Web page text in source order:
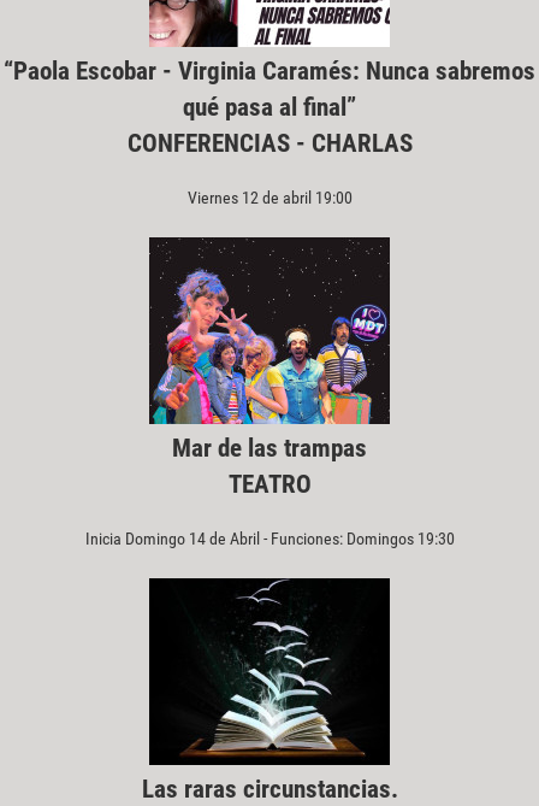
“Paola Escobar - Virginia Caramés: Nunca sabremos
qué pasa al final”
CONFERENCIAS - CHARLAS
Viernes 12 de abril 19:00
Mar de las trampas
TEATRO
Inicia Domingo 14 de Abril - Funciones: Domingos 19:30
Las raras circunstancias.